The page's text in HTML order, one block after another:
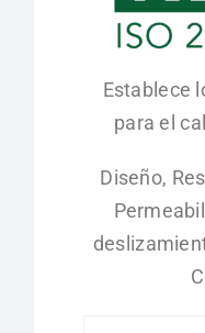
Establece
para el
Diseño,